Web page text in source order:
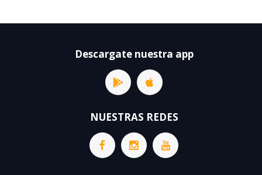
Descargate nuestra app
NUESTRAS REDES